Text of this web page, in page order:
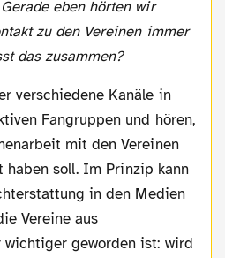
eben hörten wir
zu den Vereinen immer
das zusammen?
verschiedene Kanäle in
Fangruppen und hören,
mit den Vereinen
haben soll. Im Prinzip kann
in den Medien
Vereine aus
geworden ist: wird